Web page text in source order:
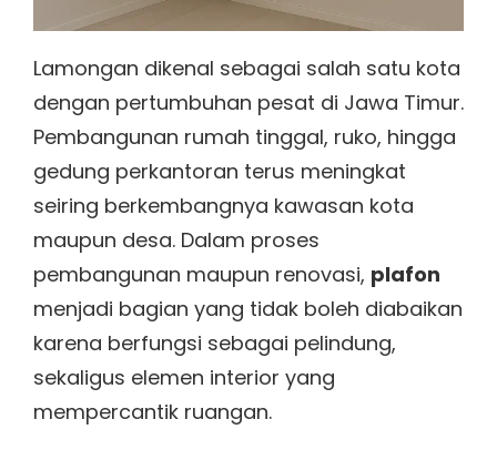
Lamongan dikenal sebagai salah satu kota
dengan pertumbuhan pesat di Jawa Timur.
Pembangunan rumah tinggal, ruko, hingga
gedung perkantoran terus meningkat
seiring berkembangnya kawasan kota
maupun desa. Dalam proses
pembangunan maupun renovasi, plafon
menjadi bagian yang tidak boleh diabaikan
karena berfungsi sebagai pelindung,
sekaligus elemen interior yang
mempercantik ruangan.